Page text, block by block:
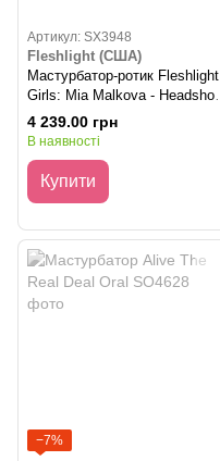
Артикул: SX3948
Fleshlight (США)
Мастурбатор-ротик Fleshlight
Girls: Mia Malkova - Headshot,
зі зліпка ротика, дуже ніжний
4 239.00 грн
В наявності
Купити
−7%